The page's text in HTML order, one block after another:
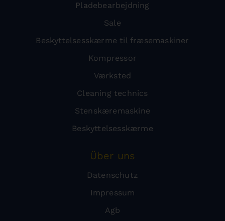
Pladebearbejdning
Sale
Beskyttelsesskærme til fræsemaskiner
Kompressor
Værksted
Cleaning technics
Stenskæremaskine
Beskyttelsesskærme
Über uns
Datenschutz
Impressum
Agb